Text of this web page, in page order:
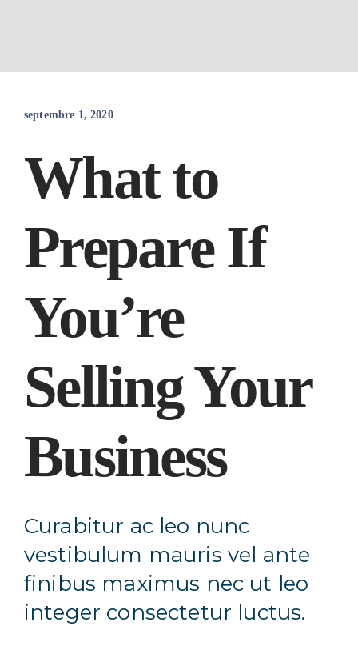
septembre 1, 2020
What to
Prepare If
You’re
Selling Your
Business
Curabitur ac leo nunc
vestibulum mauris vel ante
finibus maximus nec ut leo
integer consectetur luctus.